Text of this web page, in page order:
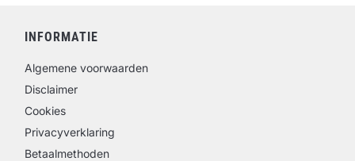
INFORMATIE
Algemene voorwaarden
Disclaimer
Cookies
Privacyverklaring
Betaalmethoden